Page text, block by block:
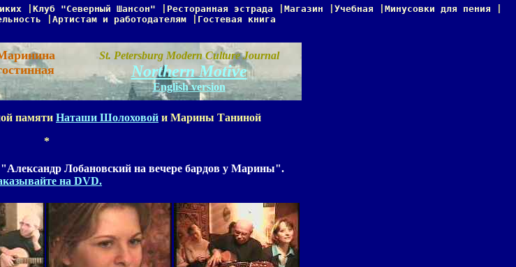
Клуб "Северный Шансон" Ресторанная эстрада Магазин Учебная Минусовки для пения
Артистам и работодателям Гостевая книга
St. Petersburg Modern Culture Journal
Northern Motive
English version
памяти Наташи Шолоховой и Марины Таниной
*
Лобановский на вечере бардов у Марины".
на DVD.